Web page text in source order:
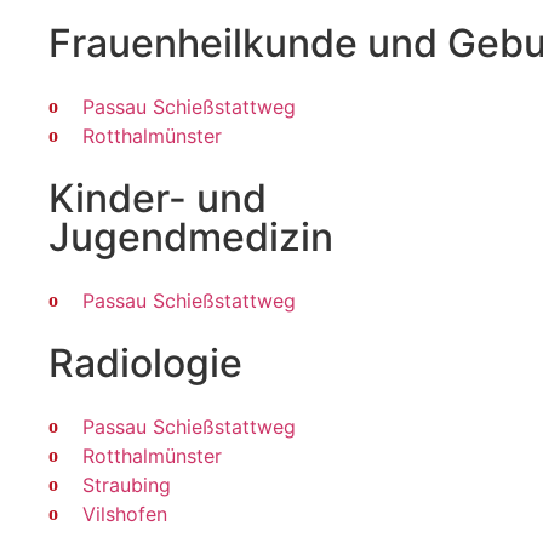
Frauenheilkunde und
Passau Schießstattweg
Rotthalmünster
Kinder- und
Jugendmedizin
Passau Schießstattweg
Radiologie
Passau Schießstattweg
Rotthalmünster
Straubing
Vilshofen